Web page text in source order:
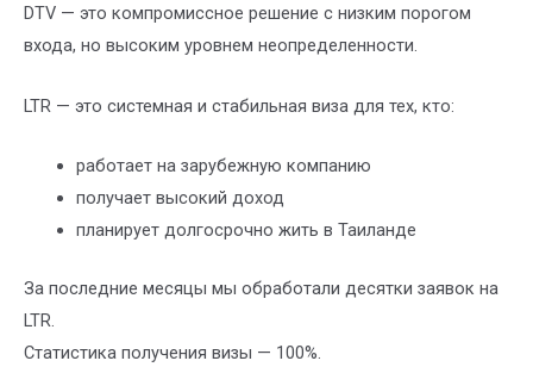
DTV — это компромиссное решение с низким порогом
входа, но высоким уровнем неопределенности.
LTR — это системная и стабильная виза для тех, кто:
работает на зарубежную компанию
получает высокий доход
планирует долгосрочно жить в Таиланде
За последние месяцы мы обработали десятки заявок на
LTR.
Статистика получения визы — 100%.